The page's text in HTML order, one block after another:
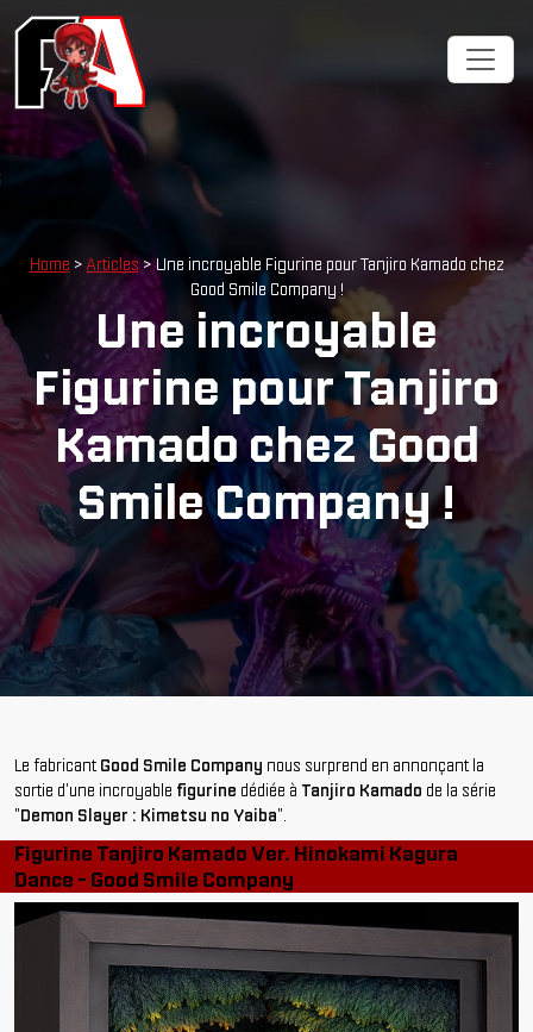
Home > Articles> Une incroyable Figurine pour Tanjiro Kamado chez
Good Smile Company !
Une incroyable
Figurine pour Tanjiro
Kamado chez Good
Smile Company !
Le fabricant Good Smile Company nous surprend en annonçant la
sortie d'une incroyable figurine dédiée à Tanjiro Kamado de la série
"Demon Slayer : Kimetsu no Yaiba".
Figurine Tanjiro Kamado Ver. Hinokami Kagura
Dance - Good Smile Company